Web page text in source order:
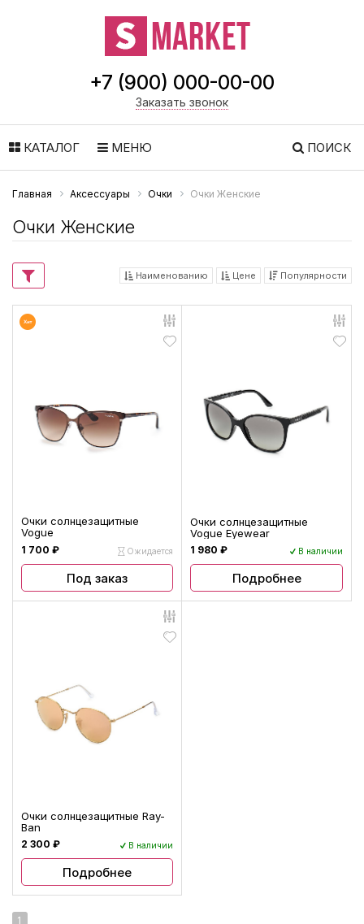
+7 (900) 000-00-00
Заказать звонок
КАТАЛОГ МЕНЮ ПОИСК
Главная Аксессуары Очки Очки Женские
Очки Женские
Наименованию Цене Популярности
Очки солнцезащитные
Vogue
1 700 ₽ Ожидается
Под заказ
Очки солнцезащитные
Vogue Eyewear
1 980 ₽ В наличии
Подробнее
Очки солнцезащитные Ray-
Ban
2 300 ₽ В наличии
Подробнее
1